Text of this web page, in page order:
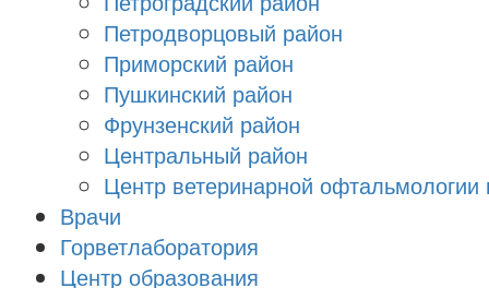
Петродворцовый район
Приморский район
Пушкинский район
Фрунзенский район
Цeнтральный район
Центр ветеринарной
Врачи
Горветлаборатория
Центр образования